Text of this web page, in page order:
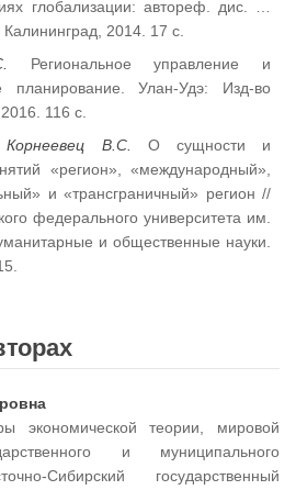
глобализации: автореф. дис. …
Калининград, 2014. 17 с.
Региональное управление и
планирование. Улан-Удэ: Изд-во
116 с.
В.С. О сущности и
«регион», «международный»,
и «трансграничный» регион //
федерального университета им.
и общественные науки.
экономической теории, мировой
и муниципального
Сибирский государственный